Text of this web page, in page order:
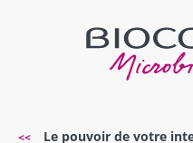
Le pouvoir de votre